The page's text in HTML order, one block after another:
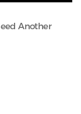
Another